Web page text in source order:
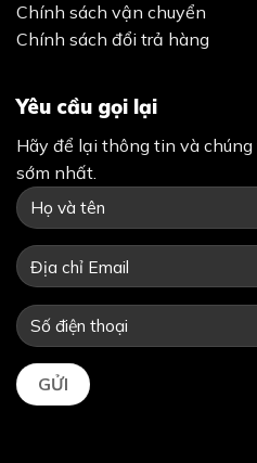
Chính sách vận chuyển
Chính sách đổi trả hàng
Yêu cầu gọi lại
Hãy để lại thông tin và
sớm nhất.